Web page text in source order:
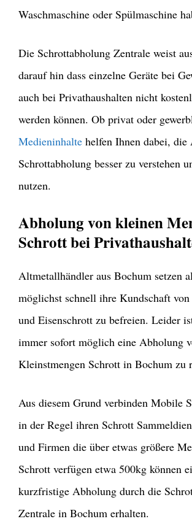
Waschmaschine oder Spülmaschine
Die Schrottabholung Zentrale weist
darauf hin dass einzelne Geräte bei
auch bei Privathaushalten nicht
werden können. Ob privat oder
Medieninhalte helfen Ihnen dabei, die
Schrottabholung besser zu verstehen
nutzen.
Abholung von kleinen
Schrott bei
Altmetallhändler aus Bochum setzen
möglichst schnell ihre Kundschaft
und Eisenschrott zu befreien. Leider
immer sofort möglich eine Abholung
Kleinstmengen Schrott in Bochum zu
Aus diesem Grund verbinden Mobile
in der Regel ihren Schrott
und Firmen die über etwas größere
Schrott verfügen etwa 500kg können
kurzfristige Abholung durch die
Zentrale in Bochum erhalten.